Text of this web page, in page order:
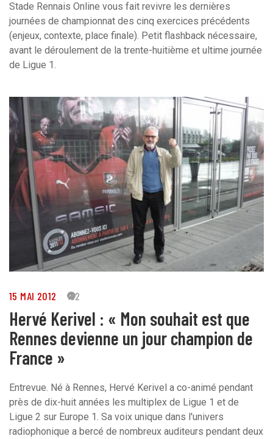
Stade Rennais Online vous fait revivre les dernières
journées de championnat des cinq exercices précédents
(enjeux, contexte, place finale). Petit flashback nécessaire,
avant le déroulement de la trente-huitième et ultime journée
de Ligue 1.
15 MAI 2012 62
Hervé Kerivel : « Mon souhait est que
Rennes devienne un jour champion de
France »
Entrevue. Né à Rennes, Hervé Kerivel a co-animé pendant
près de dix-huit années les multiplex de Ligue 1 et de
Ligue 2 sur Europe 1. Sa voix unique dans l'univers
radiophonique a bercé de nombreux auditeurs pendant deux